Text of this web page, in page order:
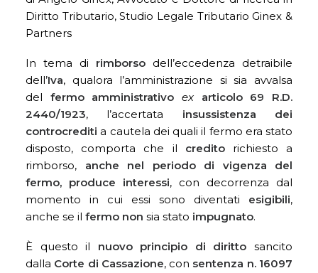
Diritto Tributario, Studio Legale Tributario Ginex &
Partners
In tema di rimborso dell’eccedenza detraibile
dell’Iva, qualora l’amministrazione si sia avvalsa
del fermo amministrativo ex
articolo 69 R.D.
2440/1923, l’accertata insussistenza dei
controcrediti a cautela dei quali il fermo era stato
disposto, comporta che il creditorichiesto a
rimborso, anche nel periodo di vigenza del
fermo, produce interessi, con decorrenza dal
momento in cui essi sono diventati esigibili,
anche se il fermo non sia stato impugnato.
È questo il nuovo principio di diritto sancito
dalla Corte di Cassazione, con sentenza n. 16097